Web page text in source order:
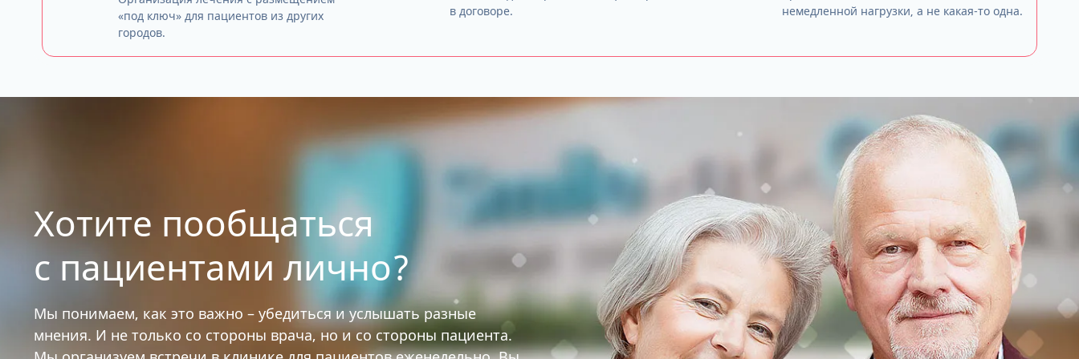
«под ключ» для пациентов из других
городов.
в договоре.
немедленной нагрузки, а не какая-то одна.
Хотите пообщаться
с пациентами лично?
Мы понимаем, как это важно – убедиться и услышать разные
мнения. И не только со стороны врача, но и со стороны пациента.